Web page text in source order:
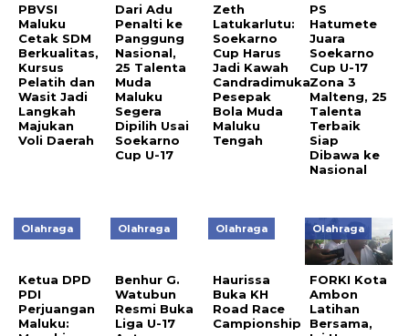
PBVSI
Maluku
Cetak SDM
Berkualitas,
Kursus
Pelatih dan
Wasit Jadi
Langkah
Majukan
Voli Daerah
Dari Adu
Penalti ke
Panggung
Nasional,
25 Talenta
Muda
Maluku
Segera
Dipilih Usai
Soekarno
Cup U-17
Zeth
Latukarlutu:
Soekarno
Cup Harus
Jadi Kawah
Candradimuka
Pesepak
Bola Muda
Maluku
Tengah
PS
Hatumete
Juara
Soekarno
Cup U-17
Zona 3
Malteng, 25
Talenta
Terbaik
Siap
Dibawa ke
Nasional
Olahraga
Ketua DPD
PDI
Perjuangan
Maluku:
Olahraga
Benhur G.
Watubun
Resmi Buka
Liga U-17
Olahraga
Haurissa
Buka KH
Road Race
Campionship
Olahraga
FORKI Kota
Ambon
Latihan
Bersama,